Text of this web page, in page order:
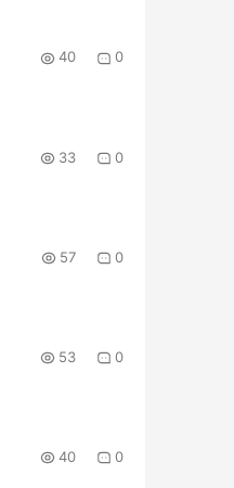
40 0
33 0
57 0
53 0
40 0